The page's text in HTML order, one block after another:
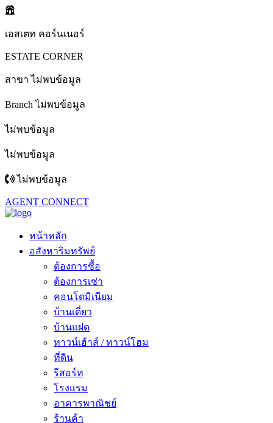
เอสเตท คอร์นเนอร์
ESTATE CORNER
สาขา ไม่พบข้อมูล
Branch ไม่พบข้อมูล
ไม่พบข้อมูล
ไม่พบข้อมูล
ไม่พบข้อมูล
AGENT CONNECT
หน้าหลัก
อสังหาริมทรัพย์
ต้องการซื้อ
ต้องการเช่า
คอนโดมิเนียม
บ้านเดี่ยว
บ้านแฝด
ทาวน์เฮ้าส์ / ทาวน์โฮม
ที่ดิน
รีสอร์ท
โรงแรม
อาคารพาณิชย์
ร้านค้า